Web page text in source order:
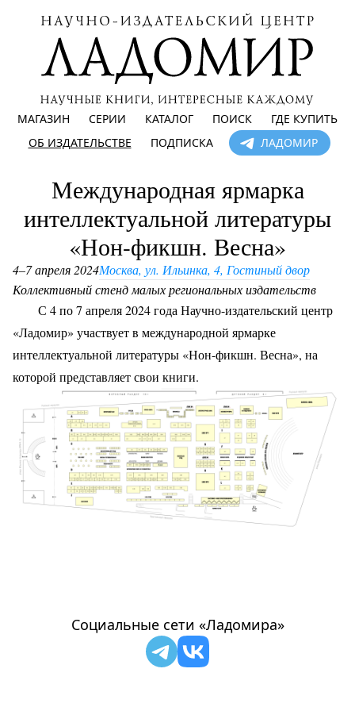
МАГАЗИН СЕРИИ КАТАЛОГ ПОИСК
ГДЕ КУПИТЬ
ОБ ИЗДАТЕЛЬСТВЕ
ПОДПИСКА ЛАДОМИР
Международная ярмарка
интеллектуальной литературы
«Нон-фикшн. Весна»
4–7 апреля 2024Москва, ул. Ильинка, 4, Гостиный двор
Коллективный стенд малых региональных издательств
С 4 по 7 апреля 2024 года Научно-издательский центр
«Ладомир» участвует в международной ярмарке
интеллектуальной литературы «Нон-фикшн. Весна», на
которой представляет свои книги.
Социальные сети «Ладомира»